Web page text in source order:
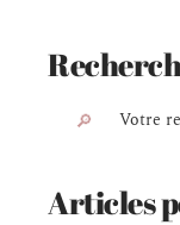
Articles